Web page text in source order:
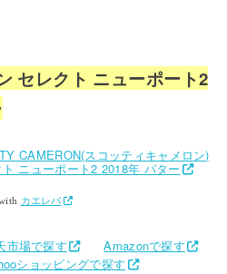
セレクト ニューポート2
CAMERON(スコッティキャメロン)
ニューポート2 2018年 パター
カエレバ
市場で探す
Amazonで探す
ショッピングで探す